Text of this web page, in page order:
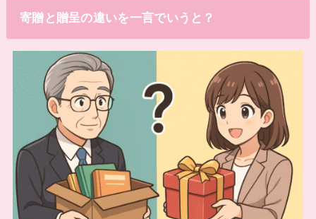
寄贈と贈呈の違いを一言でいうと？